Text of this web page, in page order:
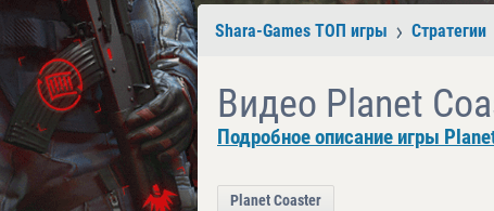
Shara-Games ТОП игры Стратегии
Видео Planet
Подробное описание игры
Planet Coaster